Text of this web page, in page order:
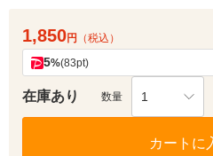
1,850円 （税込）
5%(83pt)
在庫あり 数量 1
カートに